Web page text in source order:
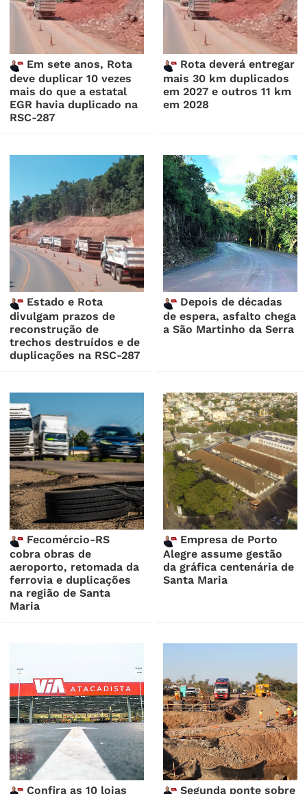
Em sete anos, Rota
deve duplicar 10 vezes
mais do que a estatal
EGR havia duplicado na
RSC-287
Rota deverá entregar
mais 30 km duplicados
em 2027 e outros 11 km
em 2028
Estado e Rota
divulgam prazos de
reconstrução de
trechos destruídos e de
duplicações na RSC-287
Depois de décadas
de espera, asfalto chega
a São Martinho da Serra
Fecomércio-RS
cobra obras de
aeroporto, retomada da
ferrovia e duplicações
na região de Santa
Maria
Empresa de Porto
Alegre assume gestão
da gráfica centenária de
Santa Maria
Confira as 10 lojas Segunda ponte sobre